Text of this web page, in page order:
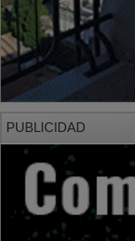
PUBLICIDAD